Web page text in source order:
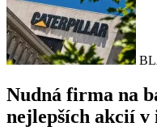
Nudná firma na
nejlepších akcií v